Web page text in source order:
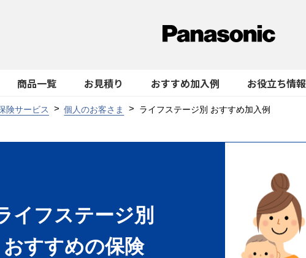
商品一覧 お見積り おすすめ加入例 お役立ち情報
険サービス 個人のお客さま ライフステージ別 おすすめ加入例
イフステージ別
おすすめの保険